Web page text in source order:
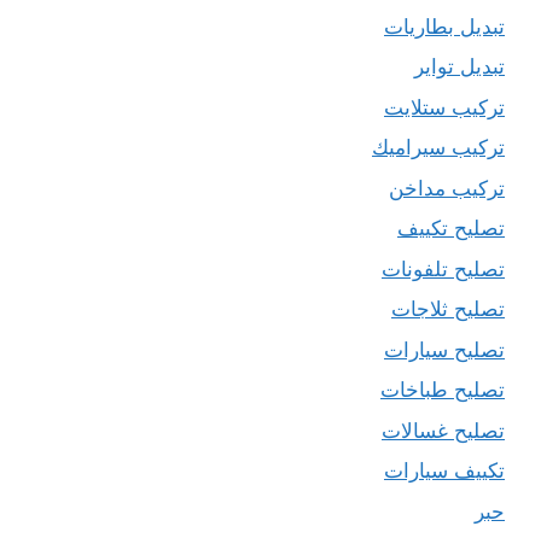
تبديل بطاريات
تبديل تواير
تركيب ستلايت
تركيب سيراميك
تركيب مداخن
تصليح تكييف
تصليح تلفونات
تصليح ثلاجات
تصليح سيارات
تصليح طباخات
تصليح غسالات
تكييف سيارات
حبر